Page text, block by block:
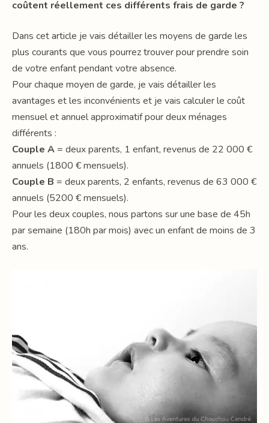
coûtent réellement ces différents frais de garde ?
Dans cet article je vais détailler les moyens de garde les
plus courants que vous pourrez trouver pour prendre soin
de votre enfant pendant votre absence.
Pour chaque moyen de garde, je vais détailler les
avantages et les inconvénients et je vais calculer le coût
mensuel et annuel approximatif pour deux ménages
différents :
Couple A = deux parents, 1 enfant, revenus de 22 000 €
annuels (1800 € mensuels).
Couple B = deux parents, 2 enfants, revenus de 63 000 €
annuels (5200 € mensuels).
Pour les deux couples, nous partons sur une base de 45h
par semaine (180h par mois) avec un enfant de moins de 3
ans.